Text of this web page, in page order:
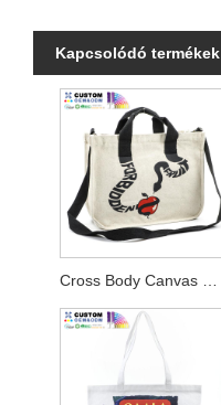
Kapcsolódó termékek